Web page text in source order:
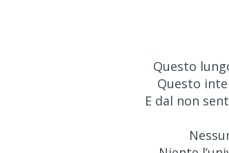
Questo
Questo
E dal non